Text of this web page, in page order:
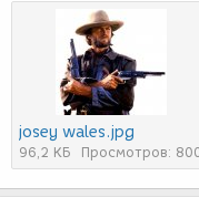
josey wales.jpg
96,2 КБ Просмотров: